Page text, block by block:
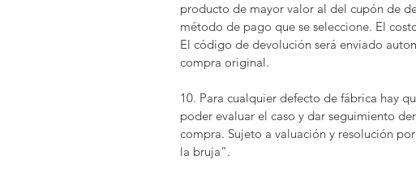
producto de mayor valor al del cupón de
método de pago que se seleccione. El
El código de devolución será enviado
compra original.
10. Para cualquier defecto de fábrica hay
poder evaluar el caso y dar seguimiento
compra. Sujeto a valuación y resolución
la bruja”.